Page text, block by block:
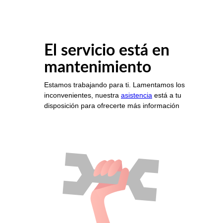
El servicio está en
mantenimiento
Estamos trabajando para ti. Lamentamos los
inconvenientes, nuestra asistencia está a tu
disposición para ofrecerte más información